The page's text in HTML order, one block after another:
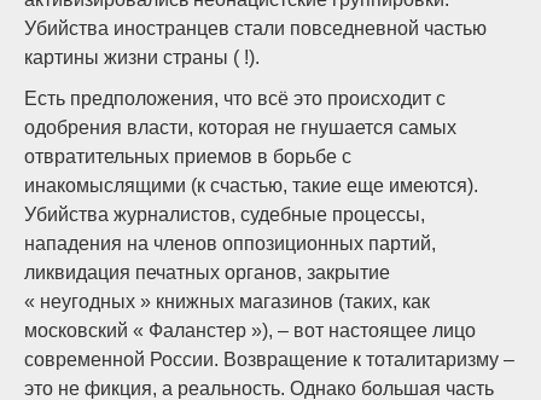
Убийства иностранцев стали повседневной частью
картины жизни страны ( !).
Есть предположения, что всё это происходит с
одобрения власти, которая не гнушается самых
отвратительных приемов в борьбе с
инакомыслящими (к счастью, такие еще имеются).
Убийства журналистов, судебные процессы,
нападения на членов оппозиционных партий,
ликвидация печатных органов, закрытие
« неугодных » книжных магазинов (таких, как
московский « Фаланстер »), – вот настоящее лицо
современной России. Возвращение к тоталитаризму –
это не фикция, а реальность. Однако большая часть